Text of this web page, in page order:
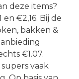
deze items?
€2,16. Bij de
bakken &
€1.07.
vaak